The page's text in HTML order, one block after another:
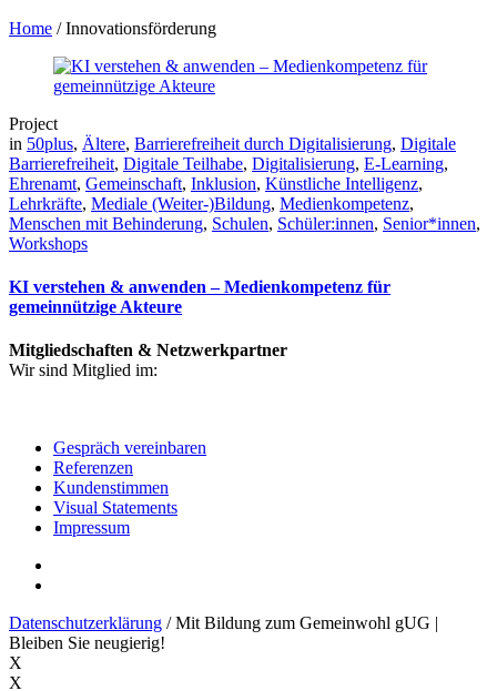
Home /Innovationsförderung
Project
in 50plus, Ältere, Barrierefreiheit durch Digitalisierung, Digitale
Barrierefreiheit, Digitale Teilhabe, Digitalisierung, E-Learning,
Ehrenamt, Gemeinschaft, Inklusion, Künstliche Intelligenz,
Lehrkräfte, Mediale (Weiter-)Bildung, Medienkompetenz,
Menschen mit Behinderung, Schulen, Schüler:innen, Senior*innen,
Workshops
KI verstehen & anwenden – Medienkompetenz für
gemeinnützige Akteure
Mitgliedschaften & Netzwerkpartner
Wir sind Mitglied im:
Gespräch vereinbaren
Referenzen
Kundenstimmen
Visual Statements
Impressum
Datenschutzerklärung / Mit Bildung zum Gemeinwohl gUG |
Bleiben Sie neugierig!
X
X